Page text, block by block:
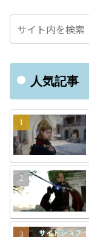
人気記事